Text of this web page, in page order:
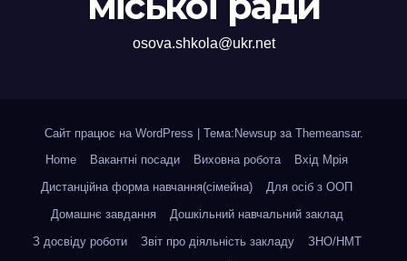
osova.shkola@ukr.net
Сайт працює на WordPress Тема:Newsup за Themeansar.
Home
Вакантні посади Виховна робота
Вхід Мрія
Дистанційна форма навчання(сімейна)
Для осіб з ООП
Домашнє завдання
Дошкільний навчальний заклад
З досвіду роботи
Звіт про діяльність закладу
ЗНО/НМТ